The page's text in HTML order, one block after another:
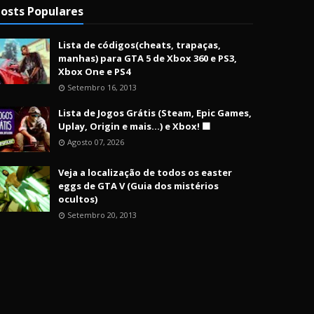
Populares
Lista de códigos(cheats, trapaças,
manhas) para GTA 5 de Xbox 360 e PS3,
Xbox One e PS4
Setembro 16, 2013
Lista de Jogos Grátis (Steam, Epic Games,
Uplay, Origin e mais...) e Xbox! 🟩
Agosto 07, 2026
Veja a localização de todos os easter
eggs de GTA V (Guia dos mistérios
ocultos)
Setembro 20, 2013